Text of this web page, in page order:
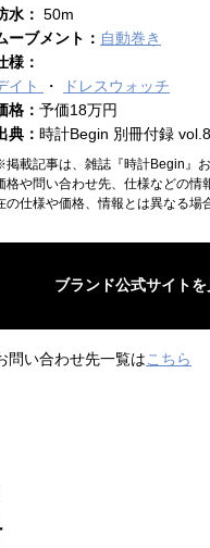
水： 50m
ーブメント： 自動巻き
様：
イト
ドレスウォッチ
格： 予価18万円
典： 時計Begin 別冊付録
載記事は、雑誌『時計Begin』
格や問い合わせ先、仕様などの情
の仕様や価格、情報とは異なる場
ブランド公式サイトを
問い合わせ先一覧はこちら